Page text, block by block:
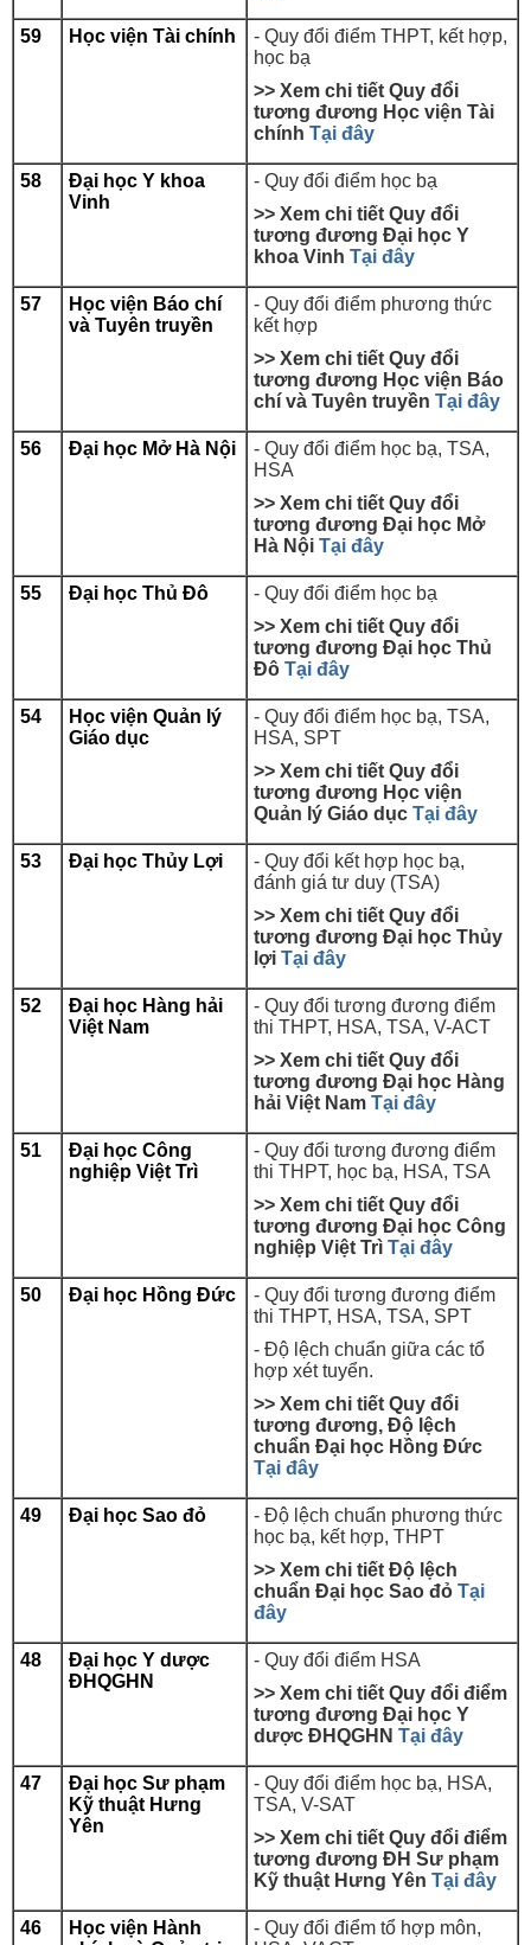
59 Học viện Tài chính
- Quy đổi điểm THPT, kết hợp,
học bạ
>> Xem chi tiết Quy đổi
tương đương Học viện Tài
chính Tại đây
58
Đại học Y khoa
Vinh
- Quy đổi điểm học bạ
>> Xem chi tiết Quy đổi
tương đương Đại học Y
khoa Vinh Tại đây
57
Học viện Báo chí
và Tuyên truyền
- Quy đổi điểm phương thức
kết hợp
>> Xem chi tiết Quy đổi
tương đương Học viện Báo
chí và Tuyên truyền Tại đây
56 Đại học Mở Hà Nội - Quy đổi điểm học bạ, TSA,
HSA
>> Xem chi tiết Quy đổi
tương đương Đại học Mở
Hà Nội Tại đây
55 Đại học Thủ Đô
- Quy đổi điểm học bạ
>> Xem chi tiết Quy đổi
tương đương Đại học Thủ
Đô Tại đây
54
Học viện Quản lý
Giáo dục
- Quy đổi điểm học bạ, TSA,
HSA, SPT
>> Xem chi tiết Quy đổi
tương đương Học viện
Quản lý Giáo dục Tại đây
53 Đại học Thủy Lợi
- Quy đổi kết hợp học bạ,
đánh giá tư duy (TSA)
>> Xem chi tiết Quy đổi
tương đương Đại học Thủy
lợi Tại đây
52
Đại học Hàng hải
Việt Nam
- Quy đổi tương đương điểm
thi THPT, HSA, TSA, V-ACT
>> Xem chi tiết Quy đổi
tương đương Đại học Hàng
hải Việt Nam Tại đây
51
Đại học Công
nghiệp Việt Trì
- Quy đổi tương đương điểm
thi THPT, học bạ, HSA, TSA
>> Xem chi tiết Quy đổi
tương đương Đại học Công
nghiệp Việt Trì Tại đây
50 Đại học Hồng Đức
- Quy đổi tương đương điểm
thi THPT, HSA, TSA, SPT
- Độ lệch chuẩn giữa các tổ
hợp xét tuyển.
>> Xem chi tiết Quy đổi
tương đương, Độ lệch
chuẩn Đại học Hồng Đức
Tại đây
49 Đại học Sao đỏ
- Độ lệch chuẩn phương thức
học bạ, kết hợp, THPT
>> Xem chi tiết Độ lệch
chuẩn Đại học Sao đỏ Tại
đây
48
Đại học Y dược
ĐHQGHN
- Quy đổi điểm HSA
>> Xem chi tiết Quy đổi điểm
tương đương Đại học Y
dược ĐHQGHN Tại đây
47
Đại học Sư phạm
Kỹ thuật Hưng
Yên
- Quy đổi điểm học bạ, HSA,
TSA, V-SAT
>> Xem chi tiết Quy đổi điểm
tương đương ĐH Sư phạm
Kỹ thuật Hưng Yên Tại đây
46
Học viện Hành
- Quy đổi điểm tổ hợp môn,